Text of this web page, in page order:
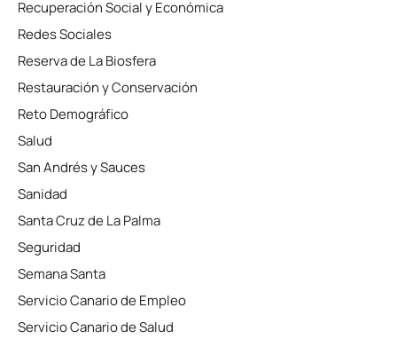
Recuperación Social y Económica
Redes Sociales
Reserva de La Biosfera
Restauración y Conservación
Reto Demográfico
Salud
San Andrés y Sauces
Sanidad
Santa Cruz de La Palma
Seguridad
Semana Santa
Servicio Canario de Empleo
Servicio Canario de Salud